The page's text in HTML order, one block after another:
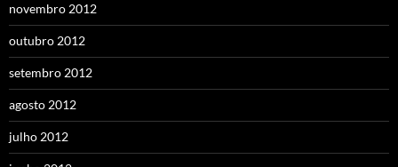
novembro 2012
outubro 2012
setembro 2012
agosto 2012
julho 2012